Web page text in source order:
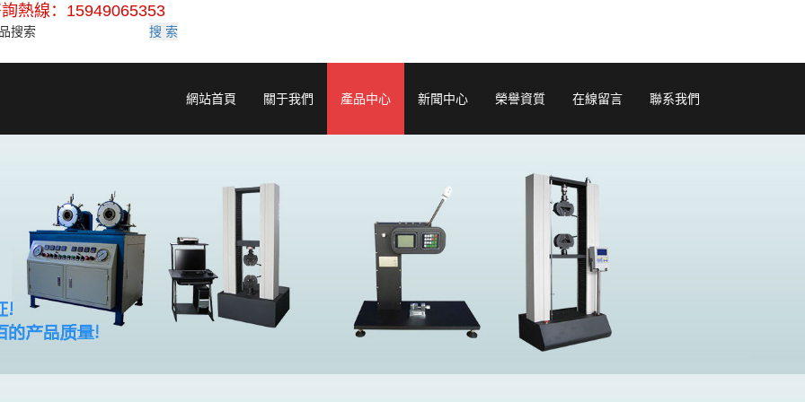
熱線：15949065353
搜 索
網站首頁 關于我們 產品中心 新聞中心 榮譽資質 在線留言 聯系我們